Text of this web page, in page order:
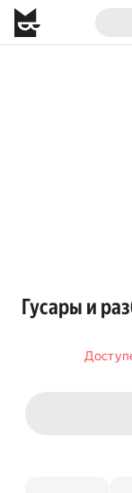
Гусары и